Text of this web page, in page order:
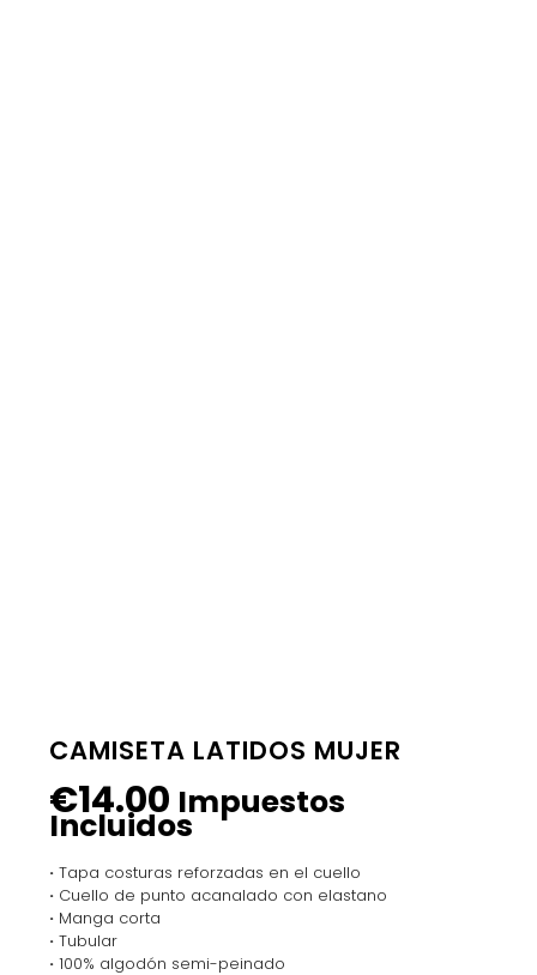
CAMISETA LATIDOS MUJER
€14.00 Impuestos
Incluidos
·Tapa costuras reforzadas en el cuello
·Cuello de punto acanalado con elastano
·Manga corta
·Tubular
·100% algodón semi-peinado